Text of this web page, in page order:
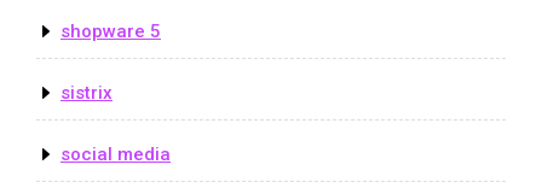
shopware 5
sistrix
social media